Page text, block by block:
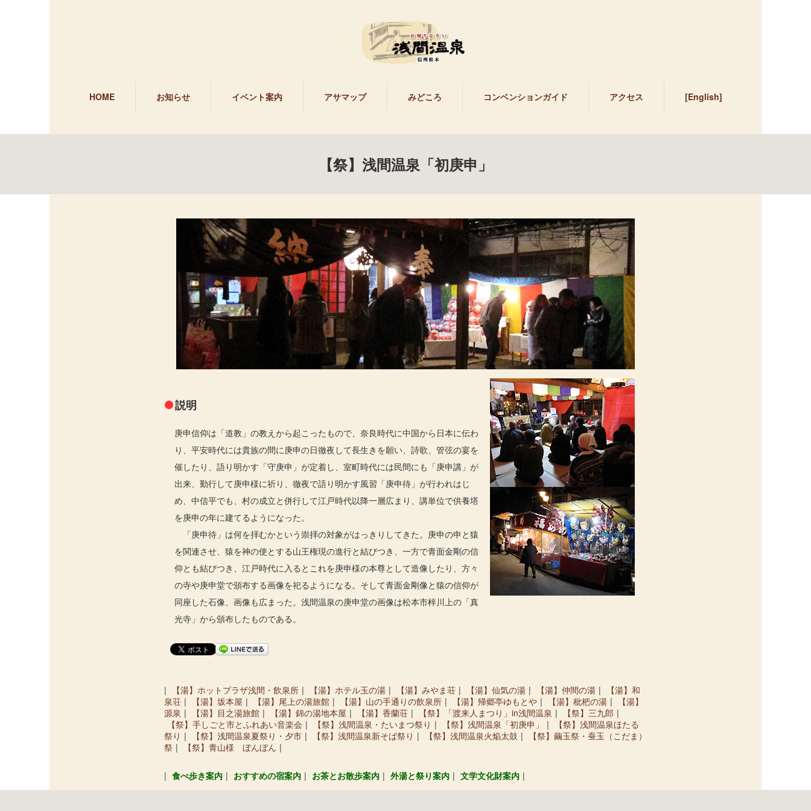
HOME お知らせ イベント案内 アサマップ みどころ コンベンションガイド アクセス [English]
【祭】浅間温泉「初庚申」
説明
庚申信仰は「道教」の教えから起こったもので、奈良時代に中国から日本に伝わ
り、平安時代には貴族の間に庚申の日徹夜して長生きを願い、詩歌、管弦の宴を
催したり、語り明かす「守庚申」が定着し、室町時代には民間にも「庚申講」が
出来、勤行して庚申様に祈り、徹夜で語り明かす風習「庚申待」が行われはじ
め、中信平でも、村の成立と併行して江戸時代以降一層広まり、講単位で供養塔
を庚申の年に建てるようになった。
「庚申待」は何を拝むかという崇拝の対象がはっきりしてきた。庚申の申と猿
を関連させ、猿を神の使とする山王権現の進行と結びつき、一方で青面金剛の信
仰とも結びつき、江戸時代に入るとこれを庚申様の本尊として造像したり、方々
の寺や庚申堂で頒布する画像を祀るようになる。そして青面金剛像と猿の信仰が
同座した石像、画像も広まった。浅間温泉の庚申堂の画像は松本市梓川上の「真
光寺」から頒布したものである。
【湯】ホットプラザ浅間・飲泉所 【湯】ホテル玉の湯 【湯】みやま荘 【湯】仙気の湯 【湯】仲間の湯
【湯】和
泉荘
【湯】坂本屋 【湯】尾上の湯旅館 【湯】山の手通りの飲泉所 【湯】帰郷亭ゆもとや 【湯】枇杷の湯
【湯】
源泉
【湯】目之湯旅館 【湯】錦の湯地本屋 【湯】香蘭荘 【祭】「渡来人まつり」in浅間温泉
【祭】三九郎
【祭】手しごと市とふれあい音楽会
【祭】浅間温泉・たいまつ祭り 【祭】浅間温泉「初庚申」
【祭】浅間温泉ほたる
祭り
【祭】浅間温泉夏祭り・夕市 【祭】浅間温泉新そば祭り 【祭】浅間温泉火焔太鼓
【祭】繭玉祭・蚕玉（こだま）
祭
【祭】青山様 ぼんぼん
食べ歩き案内 おすすめの宿案内 お茶とお散歩案内 外湯と祭り案内 文学文化財案内